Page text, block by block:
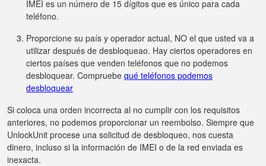
IMEI es un número de 15 dígitos que es único para cada
teléfono.
Proporcione su país y operador actual, NO el que usted va a
utilizar después de desbloqueao. Hay ciertos operadores en
ciertos países que venden teléfonos que no podemos
desbloquear. Compruebe qué teléfonos podemos
desbloquear
Si coloca una orden incorrecta al no cumplir con los requisitos
anteriores, no podemos proporcionar un reembolso. Siempre que
UnlockUnit procese una solicitud de desbloqueo, nos cuesta
dinero, incluso si la información de IMEI o de la red enviada es
inexacta.